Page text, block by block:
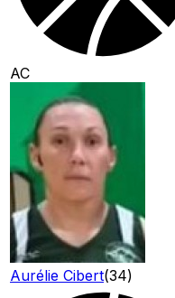
AC
Aurélie Cibert(34)